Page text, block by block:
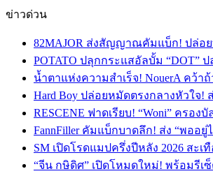
ข่าวด่วน
82MAJOR ส่งสัญญาณคัมแบ็ก! ปล่อย
POTATO ปลุกกระแสอัลบั้ม “DOT”
น้ำตาแห่งความสำเร็จ! NouerA คว้าถ้
Hard Boy ปล่อยหมัดตรงกลางหัวใจ!
RESCENE ฟาดเรียบ! “Woni” ครอ
FannFiller คัมแบ็กบาดลึก! ส่ง “พอ
SM เปิดโรดแมปครึ่งปีหลัง 2026 สะเ
“จีน กษิดิศ” เปิดโหมดใหม่! พร้อมรีเ